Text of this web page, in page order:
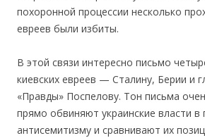
похоронной процессии несколько
евреев были избиты.
В этой связи интересно письмо
киевских евреев — Сталину, Берии и
«Правды» Поспелову. Тон письма
прямо обвиняют украинские власти в
антисемитизму и сравнивают их